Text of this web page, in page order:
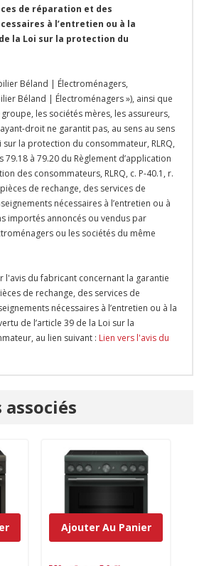
de réparation et des
à l’entretien ou à la
la Loi sur la protection du
Béland | Électroménagers,
Béland | Électroménagers »), ainsi que
les sociétés mères, les assureurs,
droit ne garantit pas, au sens au sens
sur la protection du consommateur, RLRQ,
79.18 à 79.20 du Règlement d’application
des consommateurs, RLRQ, c. P-40.1, r.
de rechange, des services de
nécessaires à l’entretien ou à
importés annoncés ou vendus par
ou les sociétés du même
l'avis du fabricant concernant la garantie
de rechange, des services de
nécessaires à l’entretien ou à la
de l’article 39 de la Loi sur la
au lien suivant : Lien vers l'avis du
associés
Ajouter Au Panier